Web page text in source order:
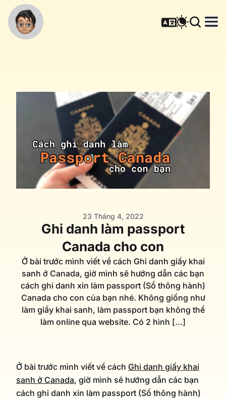
23 Tháng 4, 2022
Ghi danh làm passport
Canada cho con
Ở bài trước mình viết về cách Ghi danh giấy khai
sanh ở Canada, giờ mình sẽ hướng dẫn các bạn
cách ghi danh xin làm passport (Sổ thông hành)
Canada cho con của bạn nhé. Không giống như
làm giấy khai sanh, làm passport bạn không thể
làm online qua website. Có 2 hình […]
Ở bài trước mình viết về cách Ghi danh giấy khai
sanh ở Canada, giờ mình sẽ hướng dẫn các bạn
cách ghi danh xin làm passport (Sổ thông hành)